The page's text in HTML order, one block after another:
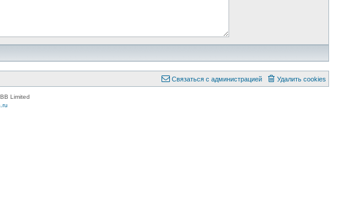
Удалить cookies
Связаться с администрацией
Limited